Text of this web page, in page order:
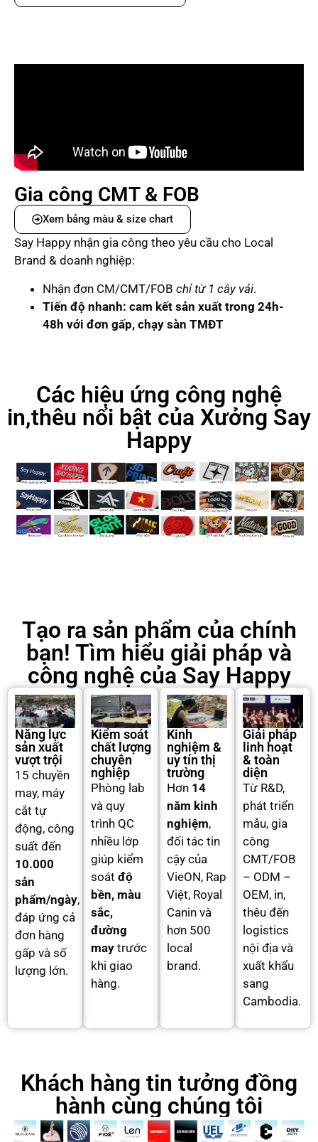
Gia công CMT & FOB
Xem bảng màu & size chart
Say Happy nhận gia công theo yêu cầu cho Local
Brand & doanh nghiệp:
Nhận đơn CM/CMT/FOB chỉ từ 1 cây vải.
Tiến độ nhanh: cam kết sản xuất trong 24h-
48h với đơn gấp, chạy sàn TMĐT
Các hiệu ứng công nghệ
in,thêu nổi bật của Xưởng Say
Happy
Tạo ra sản phẩm của chính
bạn! Tìm hiểu giải pháp và
công nghệ của Say Happy
Năng lực
sản xuất
vượt trội
15 chuyền
may, máy
cắt tự
động, công
suất đến
10.000
sản
phẩm/ngày,
đáp ứng cả
đơn hàng
gấp và số
lượng lớn.
Kiểm soát
chất lượng
chuyên
nghiệp
Phòng lab
và quy
trình QC
nhiều lớp
giúp kiểm
soát độ
bền, màu
sắc,
đường
may trước
khi giao
hàng.
Kinh
nghiệm &
uy tín thị
trường
Hơn 14
năm kinh
nghiệm,
đối tác tin
cậy của
VieON, Rap
Việt, Royal
Canin và
hơn 500
local
brand.
Giải pháp
linh hoạt
& toàn
diện
Từ R&D,
phát triển
mẫu, gia
công
CMT/FOB
– ODM –
OEM, in,
thêu đến
logistics
nội địa và
xuất khẩu
sang
Cambodia.
Khách hàng tin tưởng đồng
hành cùng chúng tôi